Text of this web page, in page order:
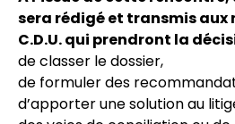
sera rédigé et transmis aux
C.D.U. qui prendront la
de classer le dossier,
de formuler des
d’apporter une solution au